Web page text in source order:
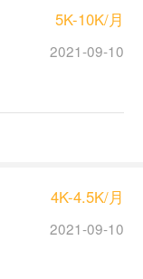
5K-10K/月
2021-09-10
4K-4.5K/月
2021-09-10